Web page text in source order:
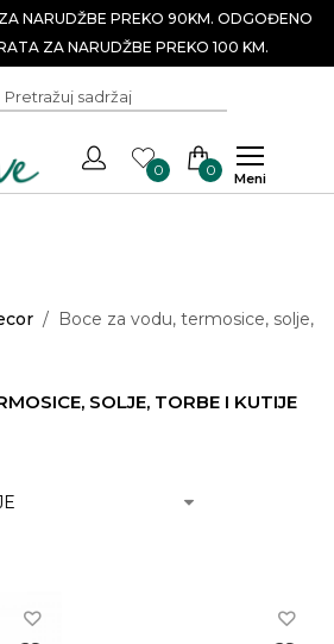
NARUDŽBE PREKO 90KM. ODGOĐENO
ZA NARUDŽBE PREKO 100 KM.
0 0 Meni
/ Boce za vodu, termosice, solje,
SOLJE, TORBE I KUTIJE